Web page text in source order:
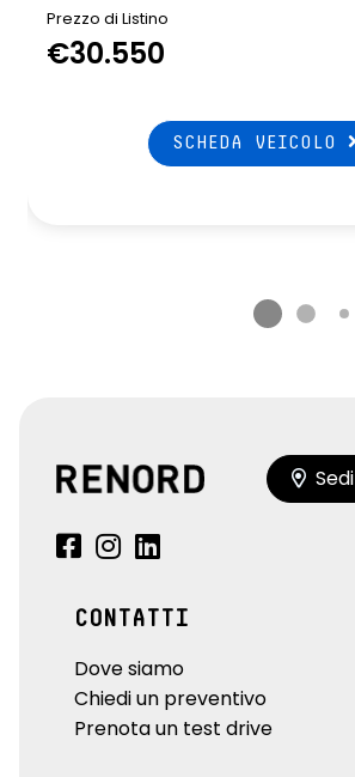
Prezzo di Listino
€30.550
SCHEDA VEICOLO
Sedi
CONTATTI
Dove siamo
Chiedi un preventivo
Prenota un test drive